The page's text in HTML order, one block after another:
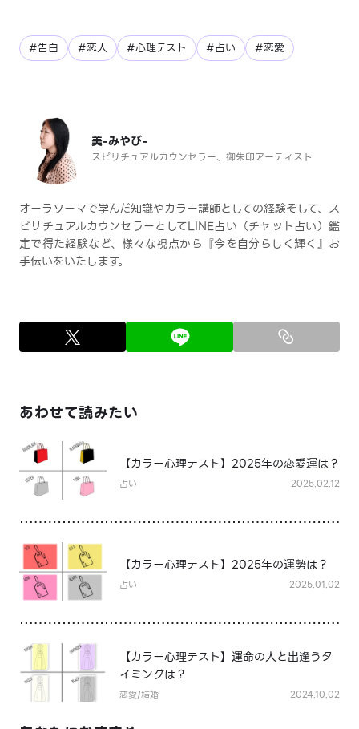
#告白 #恋人 #心理テスト #占い #恋愛
美-みやび-
スピリチュアルカウンセラー、御朱印アーティスト
オーラソーマで学んだ知識やカラー講師としての経験そして、ス
ピリチュアルカウンセラーとしてLINE占い（チャット占い）鑑
定で得た経験など、様々な視点から『今を自分らしく輝く』お
手伝いをいたします。
あわせて読みたい
【カラー心理テスト】2025年の恋愛運は？
占い 2025.02.12
【カラー心理テスト】2025年の運勢は？
占い 2025.01.02
【カラー心理テスト】運命の人と出逢うタ
イミングは？
恋愛/結婚 2024.10.02